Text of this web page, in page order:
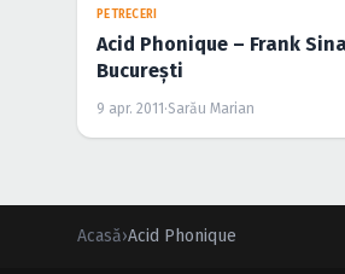
PETRECERI
Acid Phonique – Frank
Bucureşti
9 apr. 2011 ·Sarău Marian
Acasă›Acid Phonique